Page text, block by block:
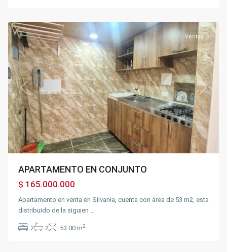
Previous Next
Ventas
APARTAMENTO EN CONJUNTO
$ 165.000.000
Apartamento en venta en Silvania, cuenta con área de 53 m2, esta
distribuido de la siguien ...
2 2 53.00 m2